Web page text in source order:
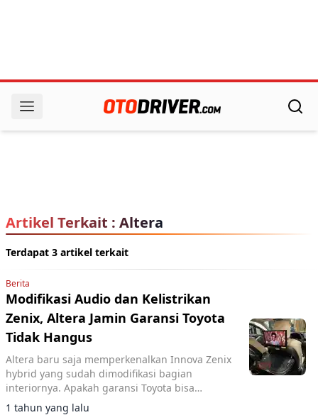
Artikel Terkait : Altera
Terdapat 3 artikel terkait
Berita
Modifikasi Audio dan Kelistrikan
Zenix, Altera Jamin Garansi Toyota
Tidak Hangus
Altera baru saja memperkenalkan Innova Zenix
hybrid yang sudah dimodifikasi bagian
interiornya. Apakah garansi Toyota bisa
hangus?
1 tahun yang lalu